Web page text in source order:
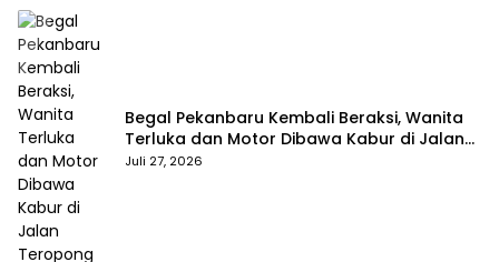
Begal Pekanbaru Kembali Beraksi, Wanita
Terluka dan Motor Dibawa Kabur di Jalan
Teropong
Juli 27, 2026